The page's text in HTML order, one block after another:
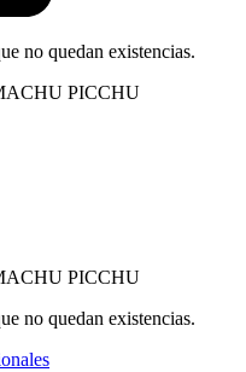
no quedan existencias.
PICCHU
PICCHU
no quedan existencias.